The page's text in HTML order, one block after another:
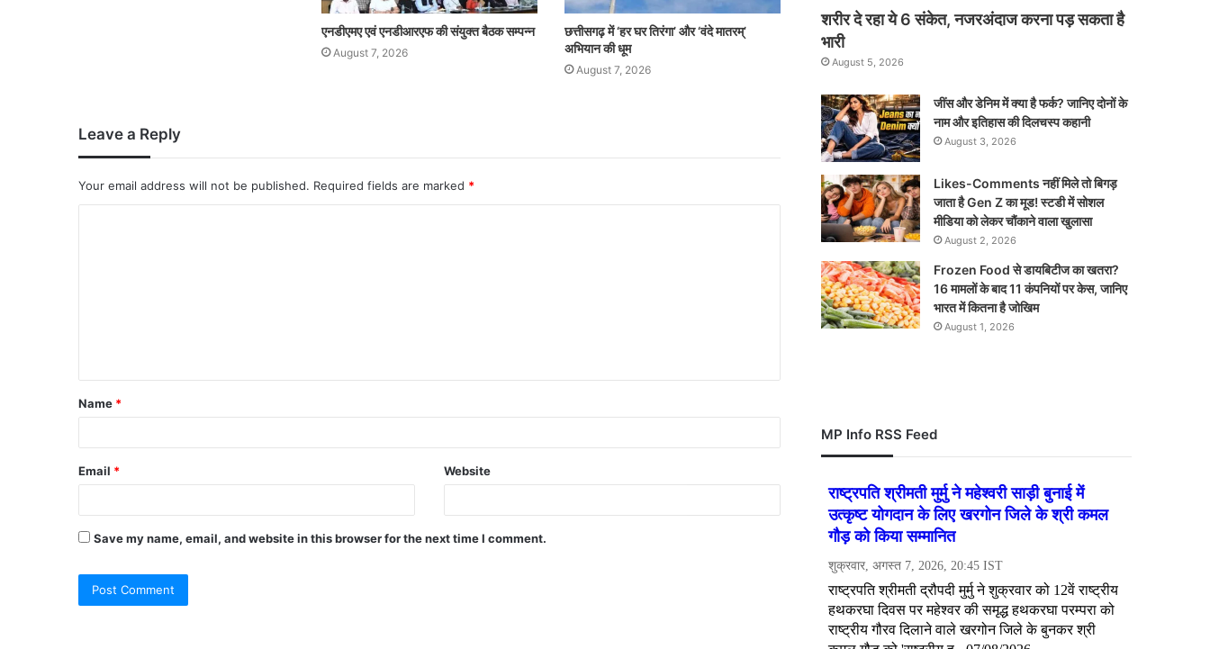
एनडीएमए एवं एनडीआरएफ की संयुक्त बैठक सम्पन्न
August 7, 2026
छत्तीसगढ़ में ‘हर घर तिरंगा’ और ‘वंदे मातरम्’
अभियान की धूम
August 7, 2026
Leave a Reply
Your email address will not be published. Required fields are marked *
Name *
Email * Website
Save my name, email, and website in this browser for the next time I comment.
शरीर दे रहा ये 6 संकेत, नजरअंदाज करना पड़ सकता है
भारी
August 5, 2026
जींस और डेनिम में क्या है फर्क? जानिए दोनों के
नाम और इतिहास की दिलचस्प कहानी
August 3, 2026
Likes-Comments नहीं मिले तो बिगड़
जाता है Gen Z का मूड! स्टडी में सोशल
मीडिया को लेकर चौंकाने वाला खुलासा
August 2, 2026
Frozen Food से डायबिटीज का खतरा?
16 मामलों के बाद 11 कंपनियों पर केस, जानिए
भारत में कितना है जोखिम
August 1, 2026
MP Info RSS Feed